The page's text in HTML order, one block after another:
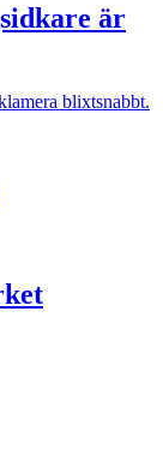
är
blixtsnabbt.